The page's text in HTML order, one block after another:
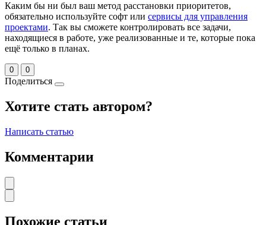
Каким бы ни был ваш метод расстановки приоритетов,
обязательно используйте софт или сервисы для управления
проектами. Так вы сможете контролировать все задачи,
находящиеся в работе, уже реализованные и те, которые пока
ещё только в планах.
0 0
Поделиться
Хотите стать автором?
Написать статью
Комментарии
Похожие статьи